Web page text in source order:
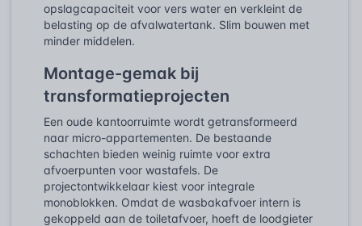
opslagcapaciteit voor vers water en verkleint de
belasting op de afvalwatertank. Slim bouwen met
minder middelen.
Montage-gemak bij
transformatieprojecten
Een oude kantoorruimte wordt getransformeerd
naar micro-appartementen. De bestaande
schachten bieden weinig ruimte voor extra
afvoerpunten voor wastafels. De
projectontwikkelaar kiest voor integrale
monoblokken. Omdat de wasbakafvoer intern is
gekoppeld aan de toiletafvoer, hoeft de loodgieter